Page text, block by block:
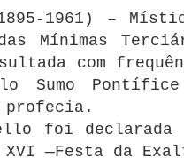
1961) –
Mínimas
com
Sumo
profecia.
foi declarada
—Festa da